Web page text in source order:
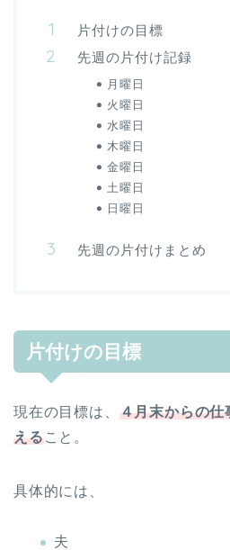
片付けの目標
先週の片付け記録
月曜日
火曜日
水曜日
木曜日
金曜日
土曜日
日曜日
先週の片付けまとめ
片付けの目標
現在の目標は、 ４月末からの仕
えること。
具体的には、
夫